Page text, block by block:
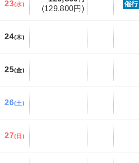
23(水)
(129,800円)
催行
24(木)
25(金)
26(土)
27(日)